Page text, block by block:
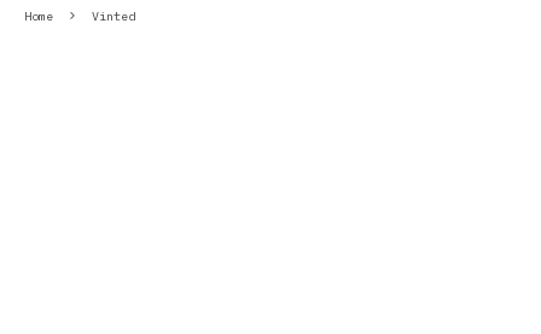
Home Vinted